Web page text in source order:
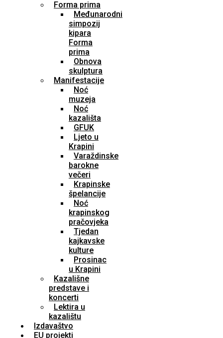
Forma prima
Međunarodni
simpozij
kipara
Forma
prima
Obnova
skulptura
Manifestacije
Noć
muzeja
Noć
kazališta
GFUK
Ljeto u
Krapini
Varaždinske
barokne
večeri
Krapinske
špelancije
Noć
krapinskog
pračovjeka
Tjedan
kajkavske
kulture
Prosinac
u Krapini
Kazališne
predstave i
koncerti
Lektira u
kazalištu
Izdavaštvo
EU projekti